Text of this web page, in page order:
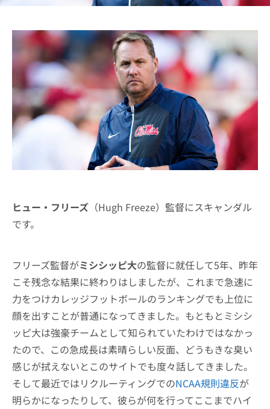
ヒュー・フリーズ （Hugh Freeze）監督にスキャンダル
です。
フリーズ監督がミシシッピ大の監督に就任して5年、昨年
こそ残念な結果に終わりはしましたが、これまで急速に
力をつけカレッジフットボールのランキングでも上位に
顔を出すことが普通になってきました。もともとミシシ
ッピ大は強豪チームとして知られていたわけではなかっ
たので、この急成長は素晴らしい反面、どうもきな臭い
感じが拭えないとこのサイトでも度々話してきました。
そして最近ではリクルーティングでのNCAA規則違反が
明らかになったりして、彼らが何を行ってここまでハイ